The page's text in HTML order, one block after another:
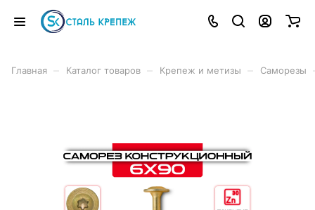
Главная Каталог товаров Крепеж и метизы Саморезы